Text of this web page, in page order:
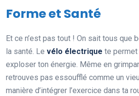
Forme et Santé
Et ce n’est pas tout ! On sait tous que
la santé. Le vélo électrique te
exploser ton énergie. Même en
retrouves pas essoufflé comme un
manière d’intégrer l’exercice dans ta